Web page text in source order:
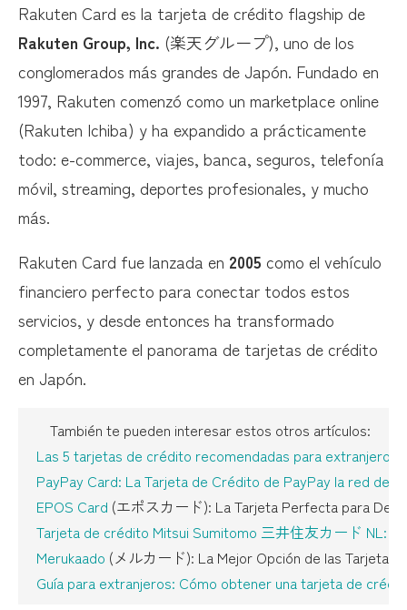
Ventajas de Rakuten Card
Desventajas a Considerar
Comparación: Rakuten Card vs Competidores
Estrategias para Maximizar Rakuten Card
Estrategia #1: «SPU Foundation» – Construye tu
Base de 8%+
Estrategia #3: «Super Sale Master» – Maximiza
Buy Around
Estrategia #4: «Point Drain System» – Nunca
Dejes Expirar Puntos
Proceso de Solicitud: Paso a Paso
Solicitar Rakuten Card Standard
Tips para Maximizar Aprobación
Bonos de Bienvenida: ¡Gana Miles de Puntos Gratis!
Rakuten Card es la tarjeta de crédito flagship de
Rakuten Group, Inc. (楽天グループ), uno de los
conglomerados más grandes de Japón. Fundado en
1997, Rakuten comenzó como un marketplace online
(Rakuten Ichiba) y ha expandido a prácticamente
todo: e-commerce, viajes, banca, seguros, telefonía
móvil, streaming, deportes profesionales, y mucho
más.
Rakuten Card fue lanzada en 2005 como el vehículo
financiero perfecto para conectar todos estos
servicios, y desde entonces ha transformado
completamente el panorama de tarjetas de crédito
en Japón.
También te pueden interesar estos otros artículos:
Las 5 tarjetas de crédito recomendadas para extranjeros
PayPay Card: La Tarjeta de Crédito de PayPay la red de
EPOS Card (エポスカード): La Tarjeta Perfecta para
Tarjeta de crédito Mitsui Sumitomo 三井住友カード NL:
Merukaado (メルカード): La Mejor Opción de las
Guía para extranjeros: Cómo obtener una tarjeta de